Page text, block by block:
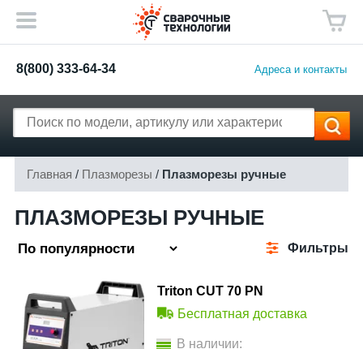
8(800) 333-64-34 Адреса и контакты
Главная / Плазморезы / Плазморезы ручные
ПЛАЗМОРЕЗЫ РУЧНЫЕ
Фильтры
Triton CUT 70 PN
Бесплатная доставка
В наличии: